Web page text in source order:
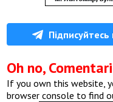
Oh no,
If you own this website,
browser console to find